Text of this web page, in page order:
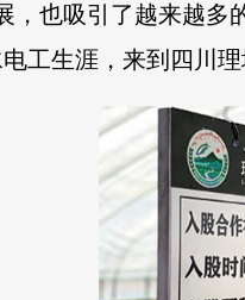
，也吸引了越来越多
工生涯，来到四川